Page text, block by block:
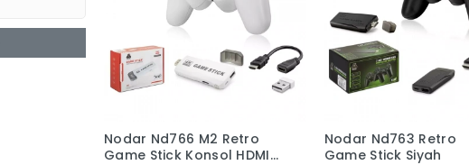
Nodar Nd766 M2 Retro
Game Stick Konsol HDMI
Nodar Nd763 Retro
Game Stick Siyah